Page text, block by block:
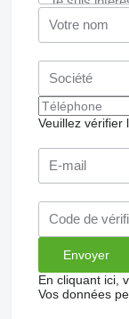
Veuillez vérifier
En cliquant ici,
Vos données